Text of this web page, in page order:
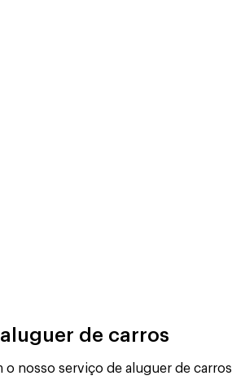
de carros
nosso serviço de aluguer de carros